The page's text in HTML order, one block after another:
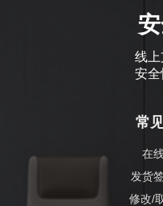
线
安
常
在
发货
修改/